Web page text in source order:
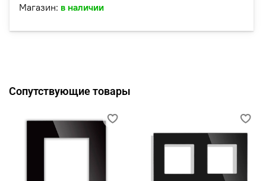
Магазин: в наличии
Сопутствующие товары